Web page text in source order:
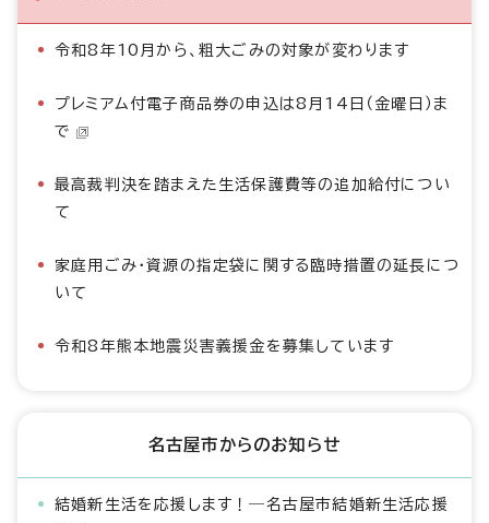
令和8年10月から、粗大ごみの対象が変わります
プレミアム付電子商品券の申込は8月14日（金曜日）ま
で
最高裁判決を踏まえた生活保護費等の追加給付につい
て
家庭用ごみ・資源の指定袋に関する臨時措置の延長につ
いて
令和8年熊本地震災害義援金を募集しています
名古屋市からのお知らせ
結婚新生活を応援します！―名古屋市結婚新生活応援